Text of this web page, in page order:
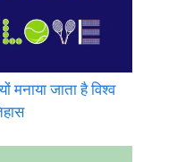
जाता है विश्व